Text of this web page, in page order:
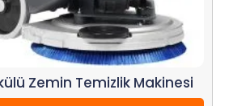
Zemin Temizlik Makinesi